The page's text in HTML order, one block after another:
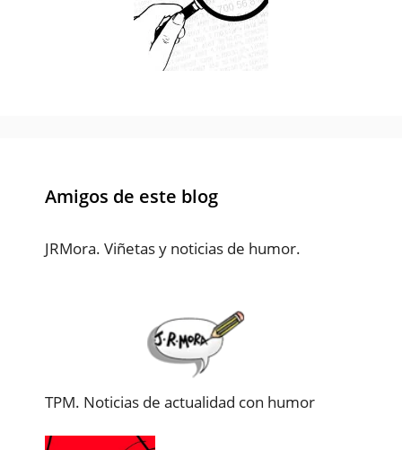
Amigos de este blog
JRMora. Viñetas y noticias de humor.
TPM. Noticias de actualidad con humor